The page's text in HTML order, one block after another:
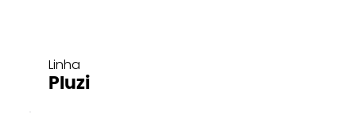
Linha
Pluzi